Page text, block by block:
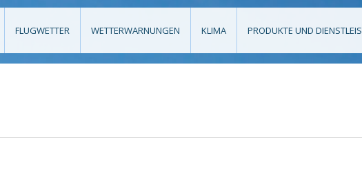
FLUGWETTER WETTERWARNUNGEN KLIMA PRODUKTE UND